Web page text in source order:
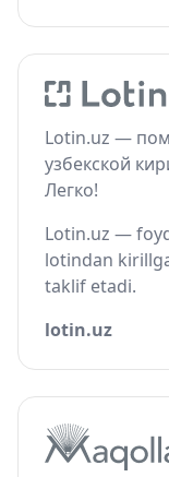
Lotin.uz —
узбекской
Легко!
Lotin.uz —
lotindan
taklif etadi.
lotin.uz